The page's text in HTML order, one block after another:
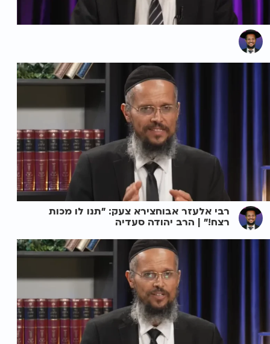
רבי אלעזר אבוחצירא צעק: "תנו לו מכות
רצח!" | הרב יהודה סעדיה